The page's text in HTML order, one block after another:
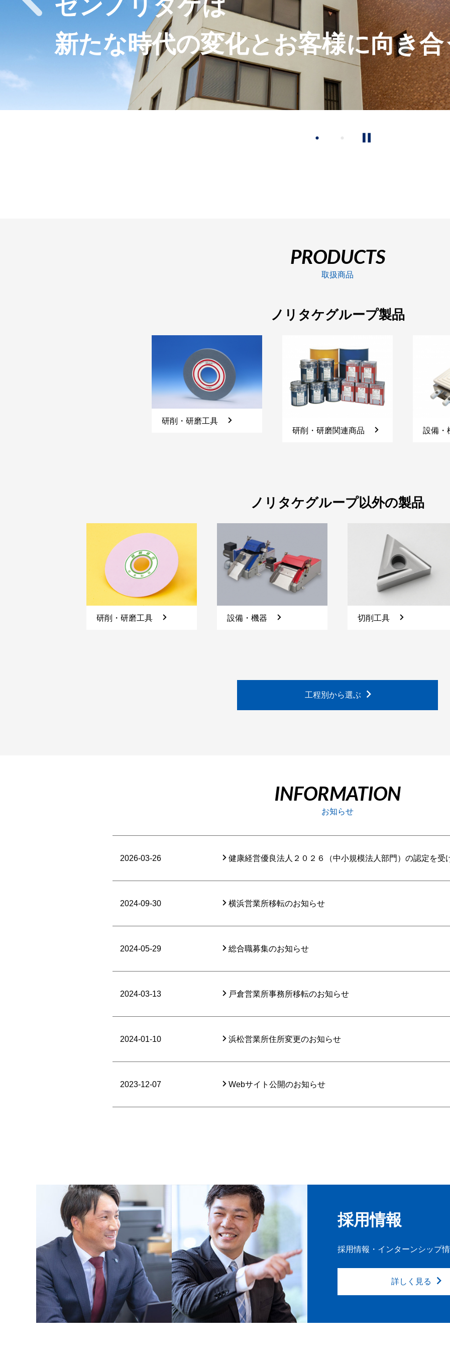
ゼンノリタケは
新たな時代の変化とお客様に向き合
PRODUCTS
取扱商品
ノリタケグループ製品
研削・研磨工具
研削・研磨関連商品
設備・
ノリタケグループ以外の製品
研削・研磨工具 設備・機器 切削工具
工程別から選ぶ
INFORMATION
お知らせ
2026-03-26 健康経営優良法人２０２６（中小規模法人部門）の認定を受
2024-09-30 横浜営業所移転のお知らせ
2024-05-29 総合職募集のお知らせ
2024-03-13 戸倉営業所事務所移転のお知らせ
2024-01-10 浜松営業所住所変更のお知らせ
2023-12-07 Webサイト公開のお知らせ
採用情報
採用情報・インターンシップ
詳しく見る